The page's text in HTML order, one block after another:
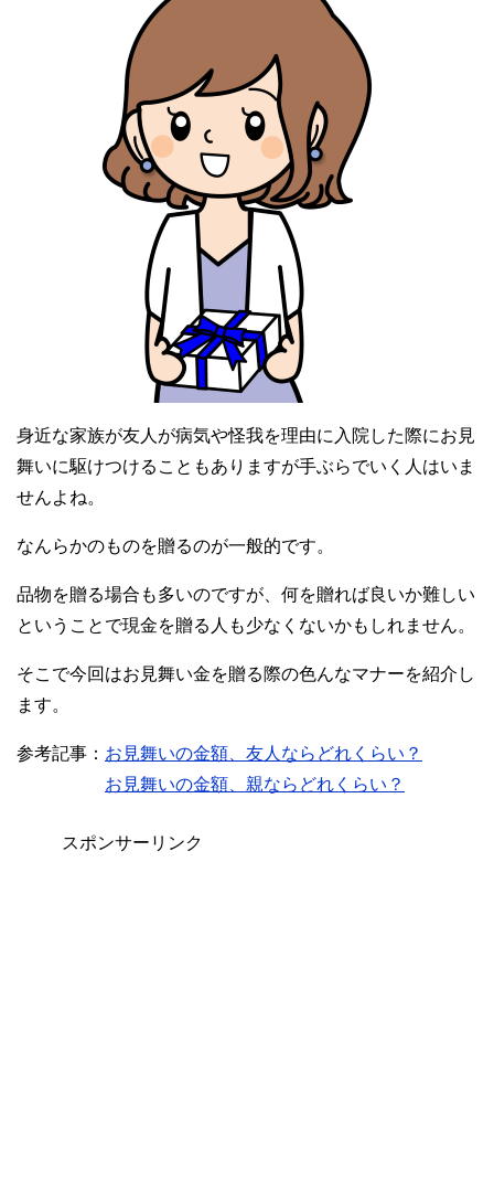
身近な家族が友人が病気や怪我を理由に入院した際にお見
舞いに駆けつけることもありますが手ぶらでいく人はいま
せんよね。
なんらかのものを贈るのが一般的です。
品物を贈る場合も多いのですが、何を贈れば良いか難しい
ということで現金を贈る人も少なくないかもしれません。
そこで今回はお見舞い金を贈る際の色んなマナーを紹介し
ます。
参考記事： お見舞いの金額、友人ならどれくらい？
お見舞いの金額、親ならどれくらい？
スポンサーリンク